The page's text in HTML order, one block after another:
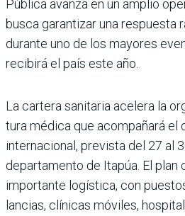
Pública avanza en un amplio
busca garantizar una respuesta
durante uno de los mayores
recibirá el país este año.
La cartera sanitaria acelera la
tura médica que acom­pañará el
internacional, pre­vista del 27 al
departamento de Ita­púa. El plan
importante logística, con
lancias, clínicas móviles,